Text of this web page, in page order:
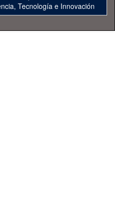
Tecnología e Innovación